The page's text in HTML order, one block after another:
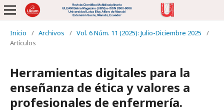
Inicio / Archivos / Vol. 6 Núm. 11 (2025): Julio-Diciembre 2025
/
Artículos
Herramientas digitales para la
enseñanza de ética y valores a
profesionales de enfermería.